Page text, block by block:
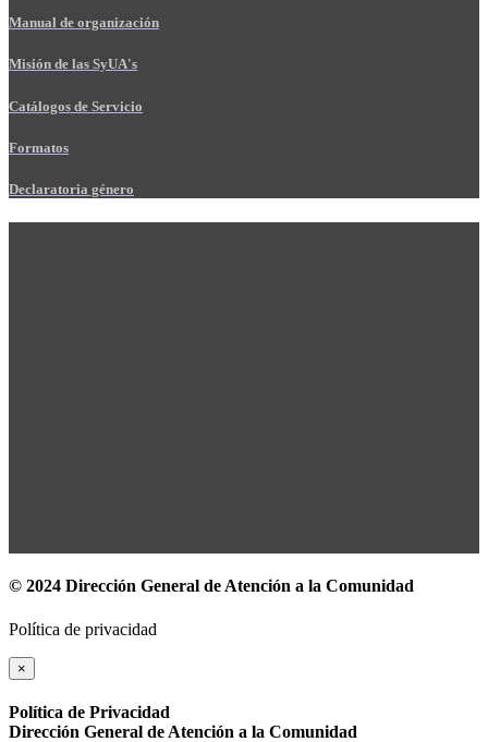
Manual de organización
Misión de las SyUA's
Catálogos de Servicio
Formatos
Declaratoria género
© 2024 Dirección General de Atención a la Comunidad
Política de privacidad
×
Política de Privacidad
Dirección General de Atención a la Comunidad